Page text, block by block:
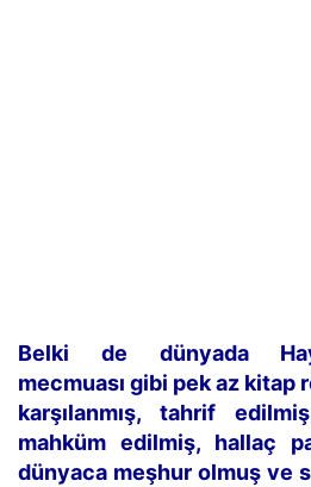
Belki de dünyada
mecmuası gibi pek az
karşılanmış, tahrif
mahküm edilmiş, hallaç
dünyaca meşhur olmuş ve